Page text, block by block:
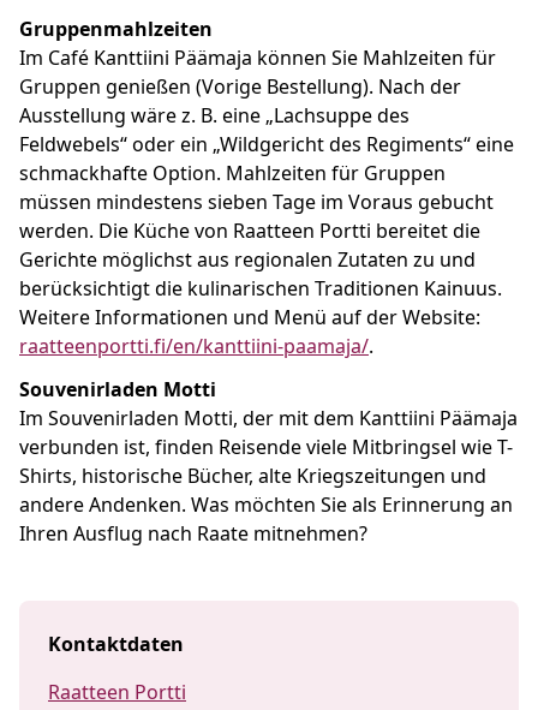
Gruppenmahlzeiten
Im Café Kanttiini Päämaja können Sie Mahlzeiten für
Gruppen genießen (Vorige Bestellung). Nach der
Ausstellung wäre z. B. eine „Lachsuppe des
Feldwebels“ oder ein „Wildgericht des Regiments“ eine
schmackhafte Option. Mahlzeiten für Gruppen
müssen mindestens sieben Tage im Voraus gebucht
werden. Die Küche von Raatteen Portti bereitet die
Gerichte möglichst aus regionalen Zutaten zu und
berücksichtigt die kulinarischen Traditionen Kainuus.
Weitere Informationen und Menü auf der Website:
raatteenportti.fi/en/kanttiini-paamaja/.
Souvenirladen Motti
Im Souvenirladen Motti, der mit dem Kanttiini Päämaja
verbunden ist, finden Reisende viele Mitbringsel wie T-
Shirts, historische Bücher, alte Kriegszeitungen und
andere Andenken. Was möchten Sie als Erinnerung an
Ihren Ausflug nach Raate mitnehmen?
Kontaktdaten
Raatteen Portti